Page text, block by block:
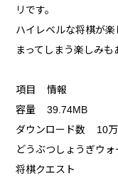
リです。
ハイレベルな将棋が
まってしまう楽しみも
項目 情報
容量 39.74MB
ダウンロード数 10
どうぶつしょうぎウォ
将棋クエスト